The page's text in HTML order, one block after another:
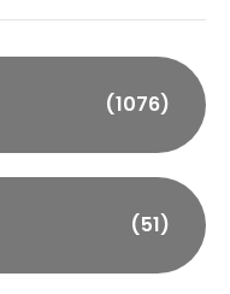
(1076)
(51)